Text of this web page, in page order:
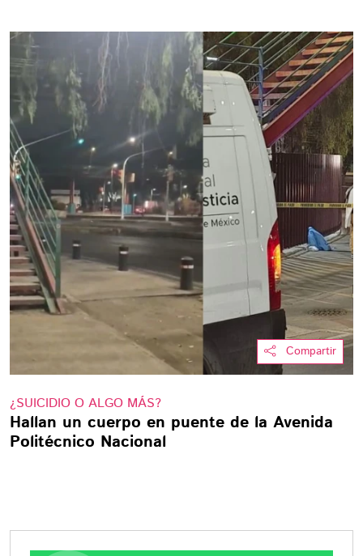
Compartir
¿SUICIDIO O ALGO MÁS?
Hallan un cuerpo en puente de la Avenida
Politécnico Nacional